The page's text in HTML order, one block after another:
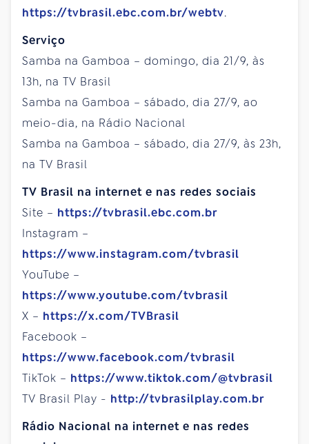
https://tvbrasil.ebc.com.br/webtv.
Serviço
Samba na Gamboa – domingo, dia 21/9, às
13h, na TV Brasil
Samba na Gamboa – sábado, dia 27/9, ao
meio-dia, na Rádio Nacional
Samba na Gamboa – sábado, dia 27/9, às 23h,
na TV Brasil
TV Brasil na internet e nas redes sociais
Site – https://tvbrasil.ebc.com.br
Instagram –
https://www.instagram.com/tvbrasil
YouTube –
https://www.youtube.com/tvbrasil
X – https://x.com/TVBrasil
Facebook –
https://www.facebook.com/tvbrasil
TikTok – https://www.tiktok.com/@tvbrasil
TV Brasil Play - http://tvbrasilplay.com.br
Rádio Nacional na internet e nas redes